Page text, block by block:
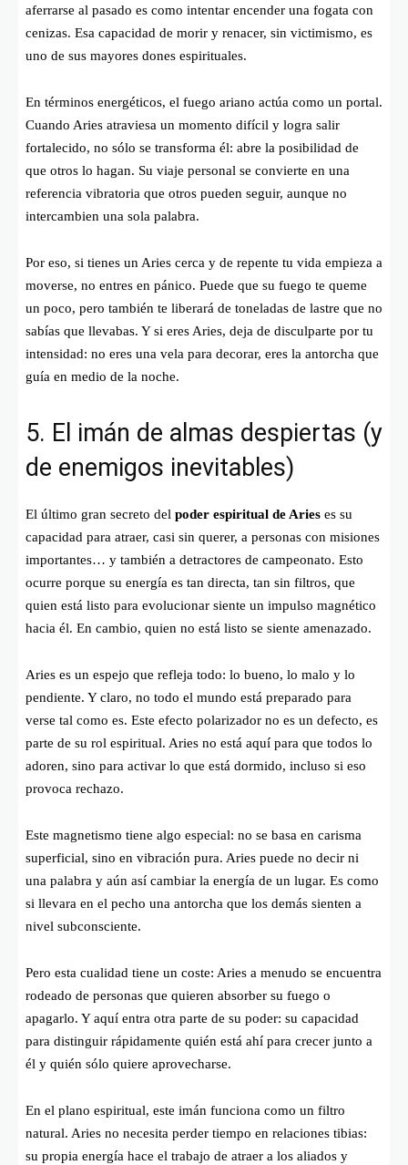
aferrarse al pasado es como intentar encender una fogata con
cenizas. Esa capacidad de morir y renacer, sin victimismo, es
uno de sus mayores dones espirituales.
En términos energéticos, el fuego ariano actúa como un portal.
Cuando Aries atraviesa un momento difícil y logra salir
fortalecido, no sólo se transforma él: abre la posibilidad de
que otros lo hagan. Su viaje personal se convierte en una
referencia vibratoria que otros pueden seguir, aunque no
intercambien una sola palabra.
Por eso, si tienes un Aries cerca y de repente tu vida empieza a
moverse, no entres en pánico. Puede que su fuego te queme
un poco, pero también te liberará de toneladas de lastre que no
sabías que llevabas. Y si eres Aries, deja de disculparte por tu
intensidad: no eres una vela para decorar, eres la antorcha que
guía en medio de la noche.
5. El imán de almas despiertas (y
de enemigos inevitables)
El último gran secreto del poder espiritual de Aries es su
capacidad para atraer, casi sin querer, a personas con misiones
importantes… y también a detractores de campeonato. Esto
ocurre porque su energía es tan directa, tan sin filtros, que
quien está listo para evolucionar siente un impulso magnético
hacia él. En cambio, quien no está listo se siente amenazado.
Aries es un espejo que refleja todo: lo bueno, lo malo y lo
pendiente. Y claro, no todo el mundo está preparado para
verse tal como es. Este efecto polarizador no es un defecto, es
parte de su rol espiritual. Aries no está aquí para que todos lo
adoren, sino para activar lo que está dormido, incluso si eso
provoca rechazo.
Este magnetismo tiene algo especial: no se basa en carisma
superficial, sino en vibración pura. Aries puede no decir ni
una palabra y aún así cambiar la energía de un lugar. Es como
si llevara en el pecho una antorcha que los demás sienten a
nivel subconsciente.
Pero esta cualidad tiene un coste: Aries a menudo se encuentra
rodeado de personas que quieren absorber su fuego o
apagarlo. Y aquí entra otra parte de su poder: su capacidad
para distinguir rápidamente quién está ahí para crecer junto a
él y quién sólo quiere aprovecharse.
En el plano espiritual, este imán funciona como un filtro
natural. Aries no necesita perder tiempo en relaciones tibias:
su propia energía hace el trabajo de atraer a los aliados y